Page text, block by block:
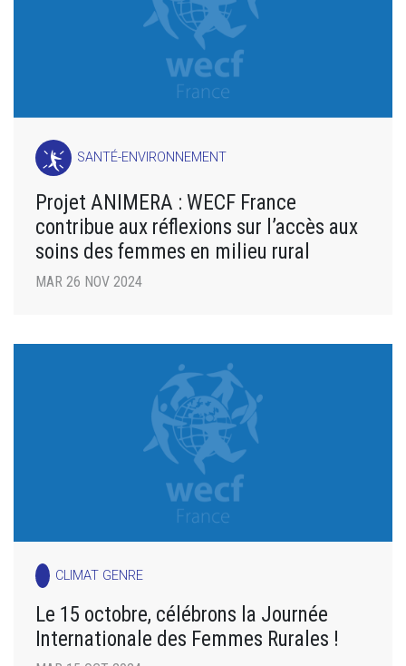
SANTÉ-ENVIRONNEMENT
Projet ANIMERA : WECF France
contribue aux réflexions sur l’accès aux
soins des femmes en milieu rural
MAR 26 NOV 2024
CLIMAT GENRE
Le 15 octobre, célébrons la Journée
Internationale des Femmes Rurales !